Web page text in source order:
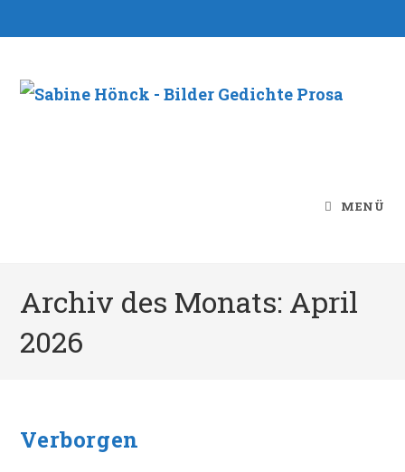
Inhalt
MENÜ
Archiv des Monats: April
2026
Verborgen